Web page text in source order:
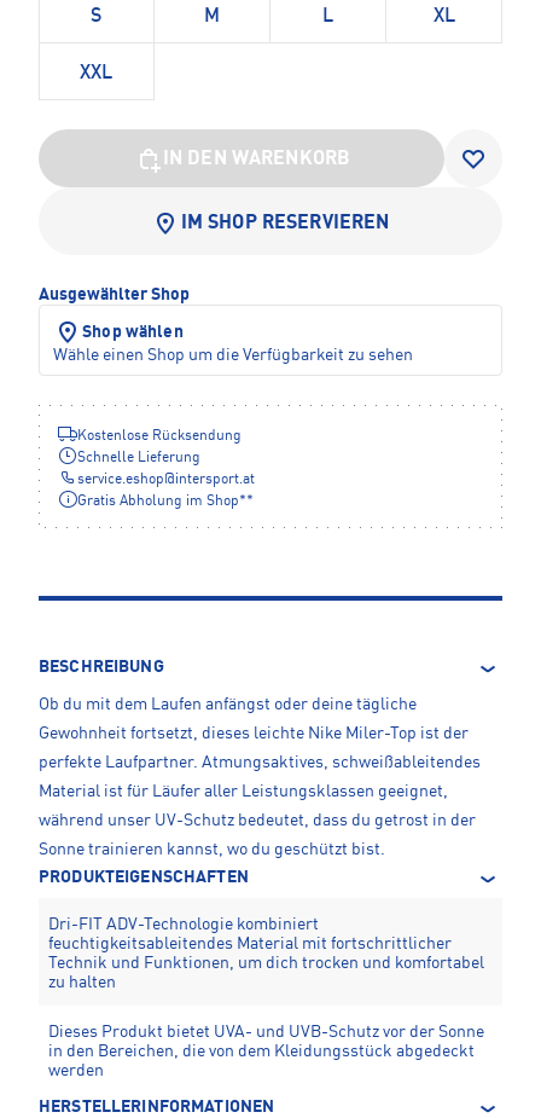
S M L XL
XXL
IN DEN WARENKORB
IM SHOP RESERVIEREN
Ausgewählter Shop
Shop wählen
Wähle einen Shop um die Verfügbarkeit zu sehen
Kostenlose Rücksendung
Schnelle Lieferung
service.eshop@ intersport.at
Gratis Abholung im Shop**
BESCHREIBUNG
Ob du mit dem Laufen anfängst oder deine tägliche
Gewohnheit fortsetzt, dieses leichte Nike Miler-Top ist der
perfekte Laufpartner. Atmungsaktives, schweißableitendes
Material ist für Läufer aller Leistungsklassen geeignet,
während unser UV-Schutz bedeutet, dass du getrost in der
Sonne trainieren kannst, wo du geschützt bist.
PRODUKTEIGENSCHAFTEN
Dri-FIT ADV-Technologie kombiniert
feuchtigkeitsableitendes Material mit fortschrittlicher
Technik und Funktionen, um dich trocken und komfortabel
zu halten
Dieses Produkt bietet UVA- und UVB-Schutz vor der Sonne
in den Bereichen, die von dem Kleidungsstück abgedeckt
werden
HERSTELLERINFORMATIONEN